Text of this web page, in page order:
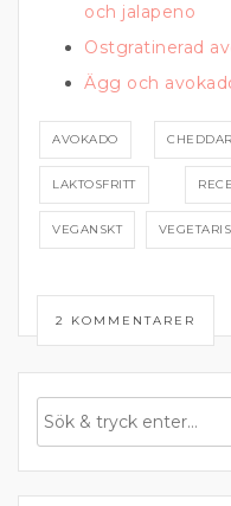
och jalapeno
Ostgratinerad
Ägg och
AVOKADO CHEDDAR
LAKTOSFRITT
VEGANSKT
2 KOMMENTARER